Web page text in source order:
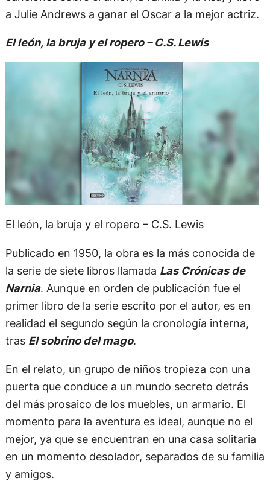
a Julie Andrews a ganar el Oscar a la mejor actriz.
El león, la bruja y el ropero – C.S. Lewis
El león, la bruja y el ropero – C.S. Lewis
Publicado en 1950, la obra es la más conocida de
la serie de siete libros llamada Las Crónicas de
Narnia. Aunque en orden de publicación fue el
primer libro de la serie escrito por el autor, es en
realidad el segundo según la cronología interna,
tras El sobrino del mago.
En el relato, un grupo de niños tropieza con una
puerta que conduce a un mundo secreto detrás
del más prosaico de los muebles, un armario. El
momento para la aventura es ideal, aunque no el
mejor, ya que se encuentran en una casa solitaria
en un momento desolador, separados de su familia
y amigos.